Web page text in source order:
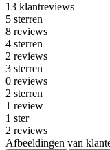
13 klantreviews
5 sterren
8 reviews
4 sterren
2 reviews
3 sterren
0 reviews
2 sterren
1 review
1 ster
2 reviews
Afbeeldingen van